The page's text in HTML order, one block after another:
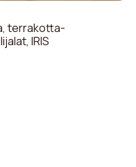
terrakotta-
IRIS